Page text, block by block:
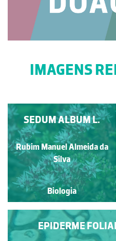
IMAGENS
CRESCER NUM
CAMPO DE LAPIÁS
Francisco António Fidalgo
Félix Dias
Biologia
SEDUM ALBUM L.
Rubim Manuel Almeida da
Silva
Biologia
EPIDERME